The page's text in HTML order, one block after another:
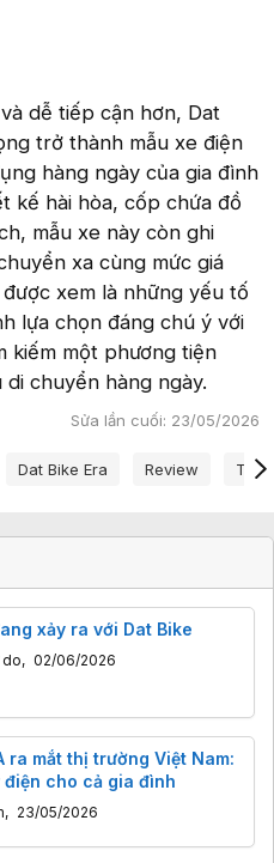
dễ tiếp cận hơn, Dat
trở thành mẫu xe điện
hàng ngày của gia đình
kế hài hòa, cốp chứa đồ
mẫu xe này còn ghi
xa cùng mức giá
xem là những yếu tố
lựa chọn đáng chú ý với
kiếm một phương tiện
chuyển hàng ngày.
Sửa lần cuối: 23/05/2026
Dat Bike Era Review Trải
xảy ra với Dat Bike
do, 02/06/2026
ra mắt thị trường Việt Nam:
điện cho cả gia đình
, 23/05/2026